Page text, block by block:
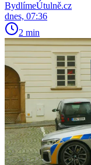
BydlímeÚtulně.cz
dnes, 07:36
2 min